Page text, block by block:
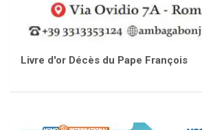
Livre d'or Décès du Pape François